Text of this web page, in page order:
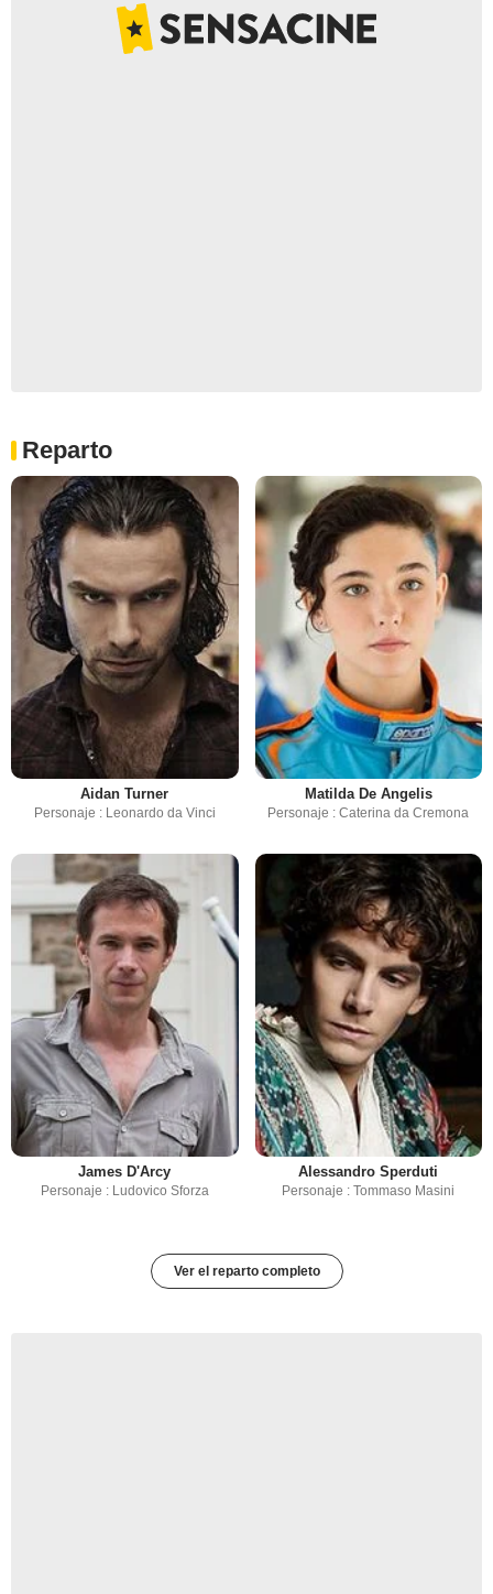
Reparto
Aidan Turner
Personaje : Leonardo da Vinci
Matilda De Angelis
Personaje : Caterina da Cremona
James D'Arcy
Personaje : Ludovico Sforza
Alessandro Sperduti
Personaje : Tommaso Masini
Ver el reparto completo